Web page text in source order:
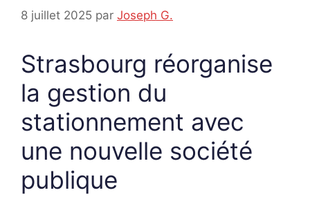
8 juillet 2025 par Joseph G.
Strasbourg réorganise
la gestion du
stationnement avec
une nouvelle société
publique